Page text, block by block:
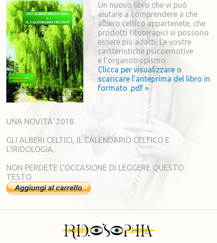
Un nuovo libro che vi può
aiutare a comprendere a che
albero celtico appartenete, che
prodotti fitoterapici vi possono
essere più adatti. Le vostre
cartteristiche psicoemotive
e l'organotropismo.
Clicca per visualizzare o
scaricare l'anteprima del libro in
formato .pdf »
UNA NOVITA' 2018
GLI ALBERI CELTICI, IL CALENDARIO CELTICO E
L'IRIDOLOGIA.
NON PERDETE L'OCCASIONE DI LEGGERE QUESTO
TESTO.